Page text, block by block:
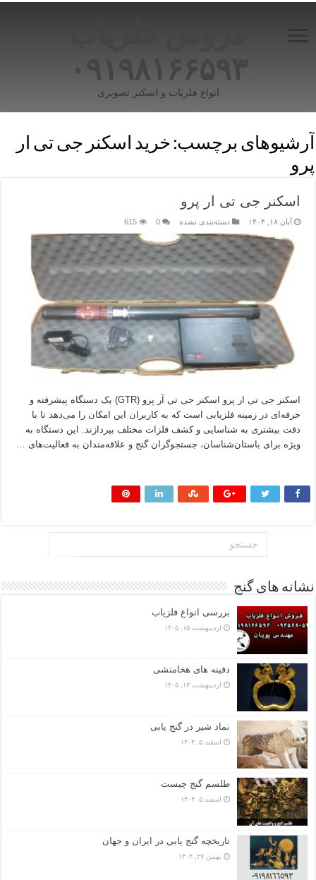
۰۹۱۹۸۱۶۶۵۹۳
انواع فلزیاب و اسکنر تصویری
آرشیوهای برچسب: خرید اسکنر جی تی ار
پرو
اسکنر جی تی ار پرو
آبان ۱۸, ۱۴۰۴ دسته‌بندی نشده 0
615
اسکنر جی تی ار پرو اسکنر جی تی آر پرو (GTR) یک دستگاه پیشرفته و
حرفه‌ای در زمینه فلزیابی است که به کاربران این امکان را می‌دهد تا با
دقت بیشتری به شناسایی و کشف فلزات مختلف بپردازند. این دستگاه به
ویژه برای باستان‌شناسان، جستجوگران گنج و علاقه‌مندان به فعالیت‌های …
نشانه های گنج
بررسی انواع فلزیاب
اردیبهشت ۱۵, ۱۴۰۵
دفینه های هخامنشی
اردیبهشت ۱۳, ۱۴۰۵
نماد شیر در گنج یابی
اسفند ۵, ۱۴۰۴
طلسم گنج چیست
اسفند ۵, ۱۴۰۴
تاریخچه گنج‌ یابی در ایران و جهان
بهمن ۲۷, ۱۴۰۴